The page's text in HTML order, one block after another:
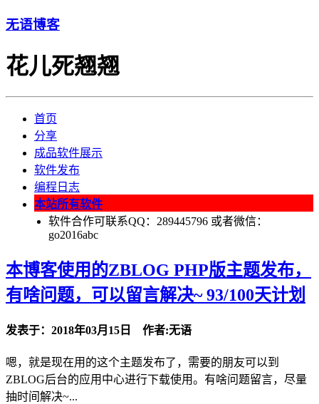
无语博客
花儿死翘翘
首页
分享
成品软件展示
软件发布
编程日志
本站所有软件
软件合作可联系QQ：289445796 或者微信：
go2016abc
本博客使用的ZBLOG PHP版主题发布，
有啥问题，可以留言解决~ 93/100天计划
发表于：2018年03月15日 作者:无语
嗯，就是现在用的这个主题发布了，需要的朋友可以到
ZBLOG后台的应用中心进行下载使用。有啥问题留言，尽量
抽时间解决~...